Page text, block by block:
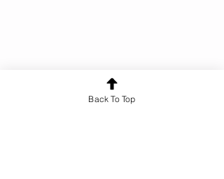
Back To Top